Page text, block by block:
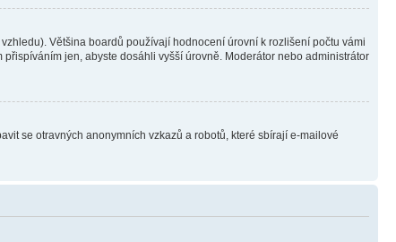
Většina boardů používají hodnocení úrovní k rozlišení počtu vámi
jen, abyste dosáhli vyšší úrovně. Moderátor nebo administrátor
se otravných anonymních vzkazů a robotů, které sbírají e-mailové